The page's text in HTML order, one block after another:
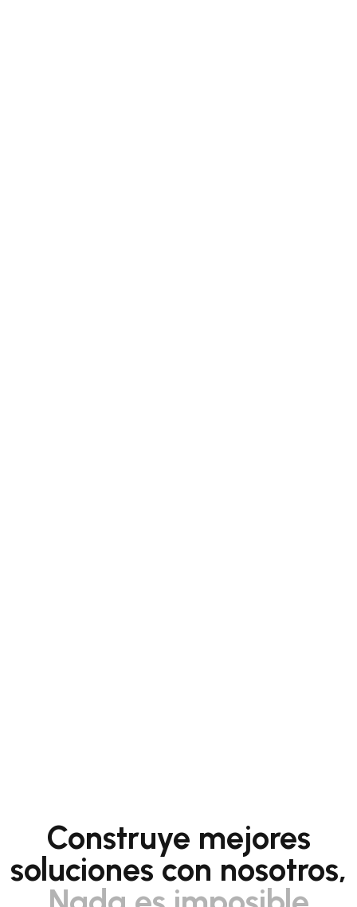
Construye mejores
soluciones con nosotros,